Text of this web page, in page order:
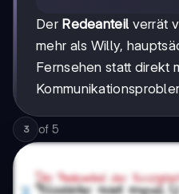
Der Redeanteil verrät
mehr als Willy,
Fernsehen statt direkt
3 of 5